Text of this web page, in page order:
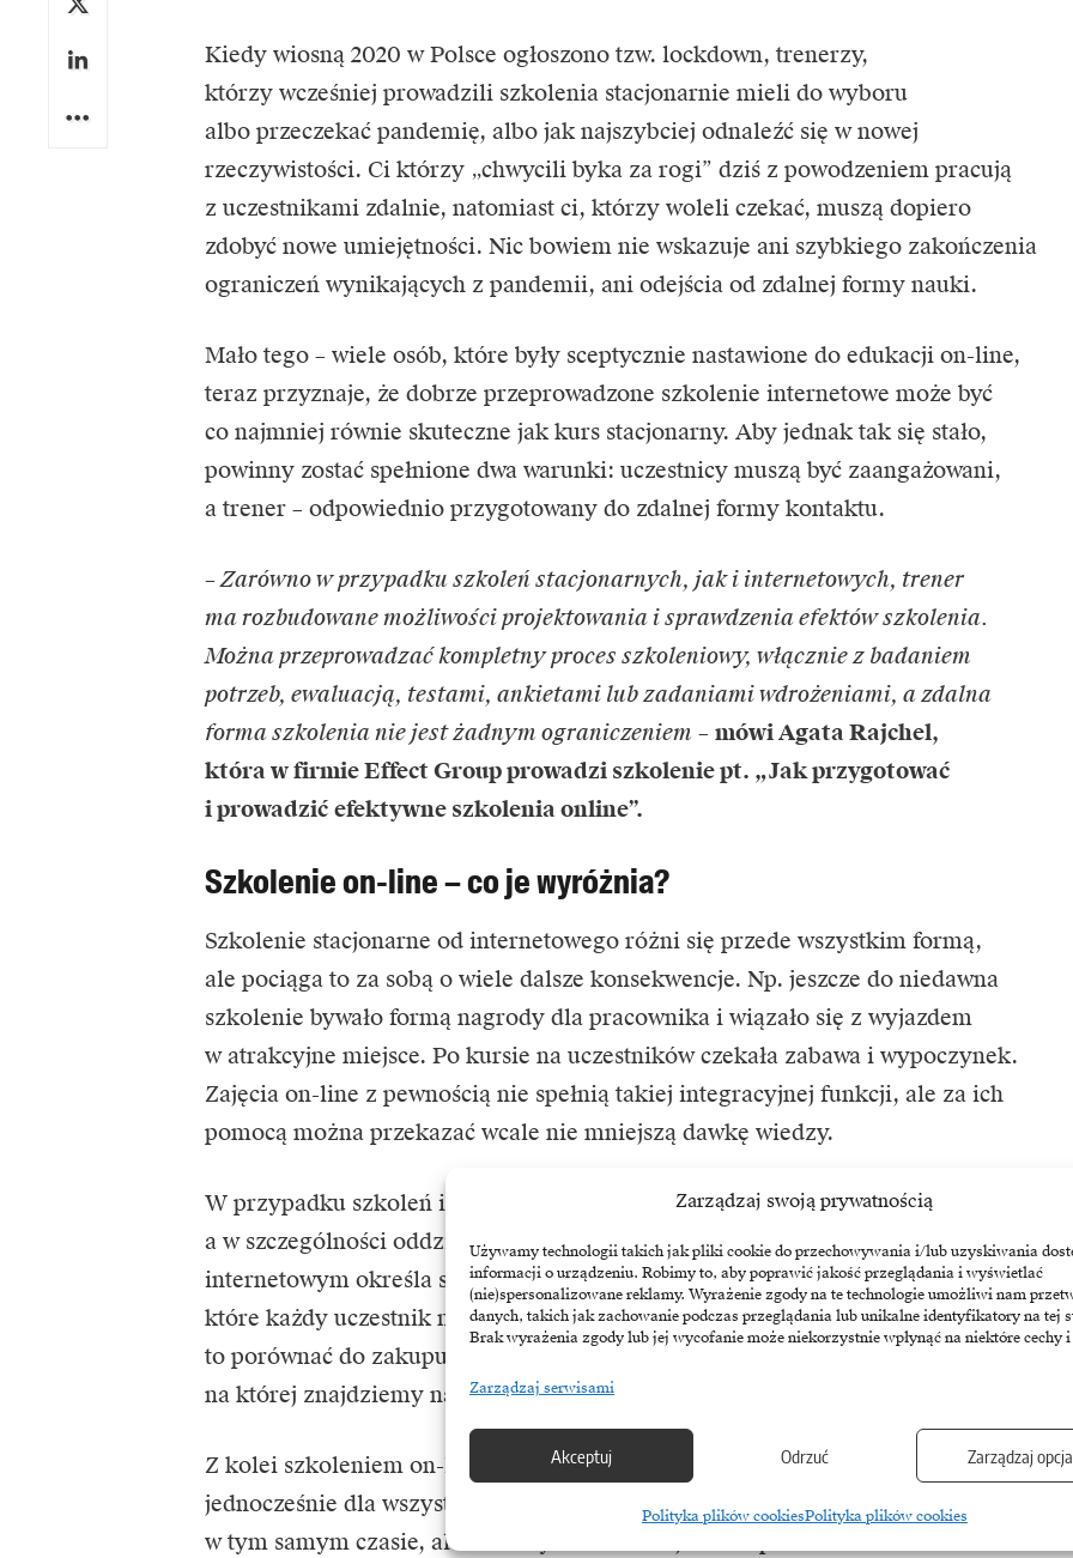
Zarządzaj swoją prywatnością
Używamy technologii takich jak pliki cookie do przechowywania i/lub uzyskiwania
informacji o urządzeniu. Robimy to, aby poprawić jakość przeglądania i wyświetlać
(nie)spersonalizowane reklamy. Wyrażenie zgody na te technologie umożliwi nam
danych, takich jak zachowanie podczas przeglądania lub unikalne identyfikatory na tej
Brak wyrażenia zgody lub jej wycofanie może niekorzystnie wpłynąć na niektóre cechy
Zarządzaj serwisami
Akceptuj Odrzuć Zarządzaj
Polityka plików cookiesPolityka plików cookies
Kiedy wiosną 2020 w Polsce ogłoszono tzw. lockdown, trenerzy,
którzy wcześniej prowadzili szkolenia stacjonarnie mieli do wyboru
albo przeczekać pandemię, albo jak najszybciej odnaleźć się w nowej
rzeczywistości. Ci którzy „chwycili byka za rogi” dziś z powodzeniem pracują
z uczestnikami zdalnie, natomiast ci, którzy woleli czekać, muszą dopiero
zdobyć nowe umiejętności. Nic bowiem nie wskazuje ani szybkiego zakończenia
ograniczeń wynikających z pandemii, ani odejścia od zdalnej formy nauki.
Mało tego – wiele osób, które były sceptycznie nastawione do edukacji on-line,
teraz przyznaje, że dobrze przeprowadzone szkolenie internetowe może być
co najmniej równie skuteczne jak kurs stacjonarny. Aby jednak tak się stało,
powinny zostać spełnione dwa warunki: uczestnicy muszą być zaangażowani,
a trener – odpowiednio przygotowany do zdalnej formy kontaktu.
– Zarówno w przypadku szkoleń stacjonarnych, jak i internetowych, trener
ma rozbudowane możliwości projektowania i sprawdzenia efektów szkolenia.
Można przeprowadzać kompletny proces szkoleniowy, włącznie z badaniem
potrzeb, ewaluacją, testami, ankietami lub zadaniami wdrożeniami, a zdalna
forma szkolenia nie jest żadnym ograniczeniem – mówi Agata Rajchel,
która w firmie Effect Group prowadzi szkolenie pt. „Jak przygotować
i prowadzić efektywne szkolenia online”.
Szkolenie on-line – co je wyróżnia?
Szkolenie stacjonarne od internetowego różni się przede wszystkim formą,
ale pociąga to za sobą o wiele dalsze konsekwencje. Np. jeszcze do niedawna
szkolenie bywało formą nagrody dla pracownika i wiązało się z wyjazdem
w atrakcyjne miejsce. Po kursie na uczestników czekała zabawa i wypoczynek.
Zajęcia on-line z pewnością nie spełnią takiej integracyjnej funkcji, ale za ich
pomocą można przekazać wcale nie mniejszą dawkę wiedzy.
W przypadku szkoleń internetowych warto rozróżnić ich wersje,
a w szczególności oddzielić kurs internetowy od szkolenia on-line. Kursem
internetowym określa się przeważnie szkolenie nagrane i podzielone na lekcje,
które każdy uczestnik może realizować we własnym tempie. Możemy
to porównać do zakupu podręcznika do nauki języka wraz z płytą,
na której znajdziemy nagrania dźwiękowe lub video, a do tego ćwiczenia.
Z kolei szkoleniem on-line nazywa się zazwyczaj zajęcia prowadzone „na żywo”,
jednocześnie dla wszystkich uczestników zgromadzonych przed komputerami
w tym samym czasie, ale w różnych lokalizacjach. W przeciwieństwie